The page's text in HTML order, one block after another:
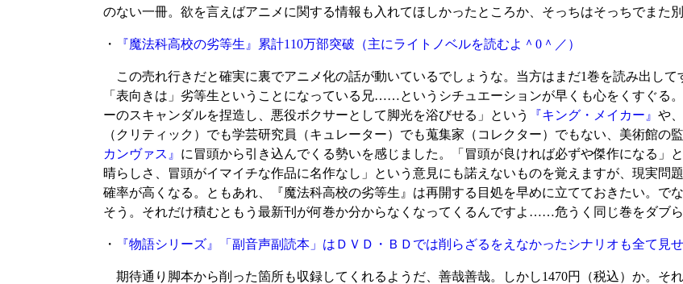
のない一冊。欲を言えばアニメに関する情報も入れてほしかったところか、そっちはそっちでまた
・ 『魔法科高校の劣等生』累計110万部突破 （主にライトノベルを読むよ＾0＾／）
この売れ行きだと確実に裏でアニメ化の話が動いているでしょうな。当方はまだ1巻を読み出して
「表向きは」劣等生ということになっている兄……というシチュエーションが早くも心をくすぐる
ーのスキャンダルを捏造し、悪役ボクサーとして脚光を浴びせる」という
『キング・メイカー』 や
（クリティック）でも学芸研究員（キュレーター）でも蒐集家（コレクター）でもない、美術館の
カンヴァス』 に冒頭から引き込んでくる勢いを感じました。「冒頭が良ければ必ずや傑作になる」
晴らしさ、冒頭がイマイチな作品に名作なし」という意見にも諾えないものを覚えますが、現実問
確率が高くなる。ともあれ、『魔法科高校の劣等生』は再開する目処を早めに立てておきたい。で
そう。それだけ積むともう最新刊が何巻か分からなくなってくるんですよ……危うく同じ巻をダブ
・ 『物語シリーズ』「副音声副読本」はＤＶＤ・ＢＤでは削らざるをえなかったシナリオも全て見せ
期待通り脚本から削った箇所も収録してくれるようだ、善哉善哉。しかし1470円（税込）か。そ